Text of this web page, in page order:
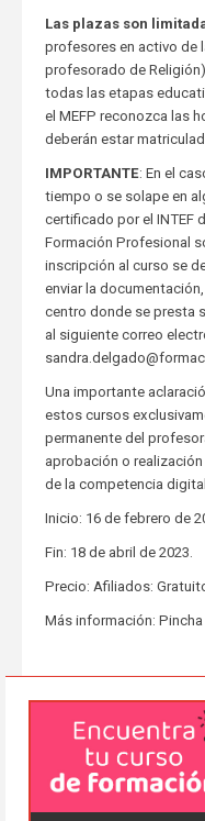
Las plazas son
profesores en activo de
profesorado de
todas las etapas
el MEFP reconozca las
deberán estar
IMPORTANTE: En el
tiempo o se solape en
certificado por el INTEF
Formación Profesional
inscripción al curso se
enviar la
centro donde se presta
al siguiente correo
Una importante
estos cursos
permanente del
aprobación o
de la competencia
Inicio: 16 de febrero de
Fin: 18 de abril de 2023.
Precio: Afiliados:
Más información: Pincha